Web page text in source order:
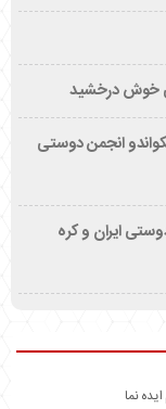
خوش درخشید
انجمن دوستی
ایران و کره
نما